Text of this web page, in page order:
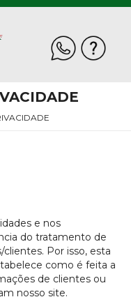
e nos
do tratamento de
clientes. Por isso, esta
como é feita a
de clientes ou
nosso site.